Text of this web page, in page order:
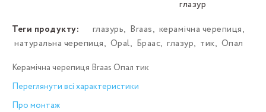
глазур
Теги продукту:
глазурь, Braas, керамічна черепиця,
натуральна черепиця, Opal, Браас, глазур, тик, Опал
Керамічна черепиця Braas Опал тик
Переглянути всі характеристики
Про монтаж